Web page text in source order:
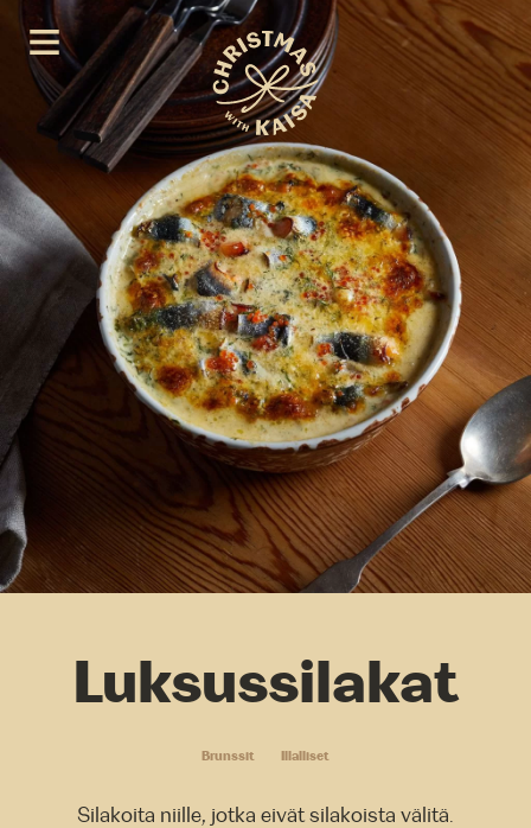
Luksussilakat
Brunssit Illalliset
Silakoita niille, jotka eivät silakoista välitä.